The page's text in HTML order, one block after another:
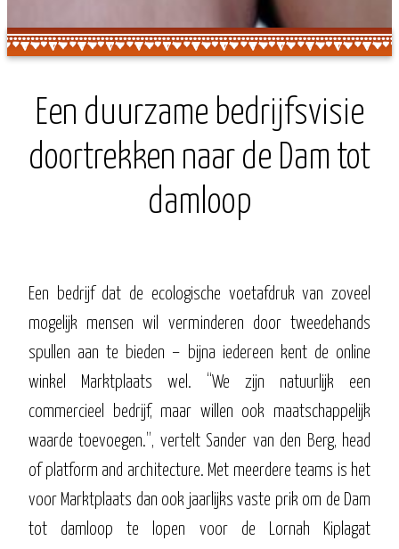
Een duurzame bedrijfsvisie
doortrekken naar de Dam tot
damloop
Een bedrijf dat de ecologische voetafdruk van zoveel
mogelijk mensen wil verminderen door tweedehands
spullen aan te bieden – bijna iedereen kent de online
winkel Marktplaats wel. “We zijn natuurlijk een
commercieel bedrijf, maar willen ook maatschappelijk
waarde toevoegen.”, vertelt Sander van den Berg, head
of platform and architecture. Met meerdere teams is het
voor Marktplaats dan ook jaarlijks vaste prik om de Dam
tot damloop te lopen voor de Lornah Kiplagat